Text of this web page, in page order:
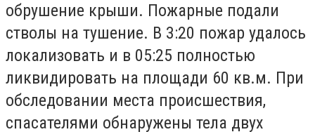
обрушение крыши. Пожарные подали
стволы на тушение. В 3:20 пожар удалось
локализовать и в 05:25 полностью
ликвидировать на площади 60 кв.м. При
обследовании места происшествия,
спасателями обнаружены тела двух